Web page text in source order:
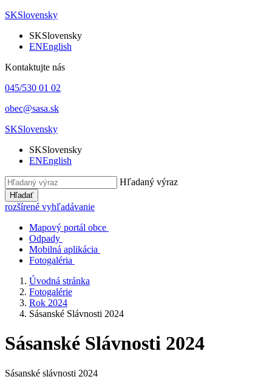
SKSlovensky
SKSlovensky
ENEnglish
Kontaktujte nás
045/530 01 02
obec@sasa.sk
SKSlovensky
SKSlovensky
ENEnglish
Hľadaný výraz
Hľadať
rozšírené vyhľadávanie
Mapový portál obce
Odpady
Mobilná aplikácia
Fotogaléria
Úvodná stránka
Fotogalérie
Rok 2024
Sásanské Slávnosti 2024
Sásanské Slávnosti 2024
Sásanské slávnosti 2024